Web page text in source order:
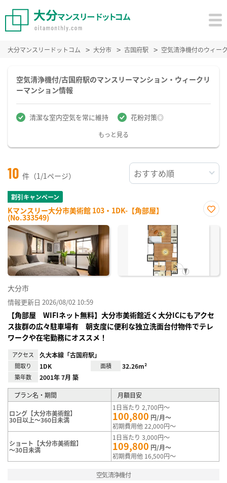
大分マンスリードットコム 大分市 古国府駅 空気清浄機付のウィー
空気清浄機付/古国府駅のマンスリーマンション・ウィークリ
ーマンション情報
清潔な室内空気を常に維持 花粉対策◎
もっと見る
10 件（1/1ページ）
割引キャンペーン
Kマンスリー大分市美術館 103・1DK-【角部屋】
(No.333549)
に入
大分市
情報更新日 2026/08/02 10:59
【角部屋 WIFIネット無料】大分市美術館近く大分ICにもアクセ
ス抜群の広々駐車場有 朝支度に便利な独立洗面台付物件でテレ
ワークや在宅勤務にオススメ！
アクセス 久大本線「古国府駅」
間取り 1DK 面積 32.26m²
築年数 2001年 7月 築
プラン名・期間 月額目安
ロング【大分市美術館】
30日以上～360日未満
1日当たり 2,700円～
100,800 円/月～
初期費用他 22,000円～
ショート【大分市美術館】
～30日未満
1日当たり 3,000円～
109,800 円/月～
初期費用他 16,500円～
空気清浄機付